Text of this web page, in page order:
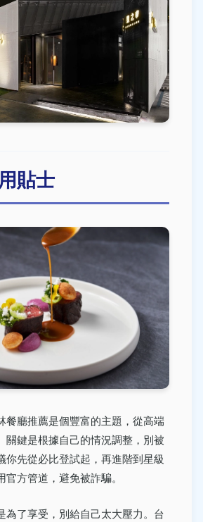
貼士
餐廳推薦是個豐富的主題，從高端
關鍵是根據自己的情況調整，別被
你先從必比登試起，再進階到星級
方管道，避免被詐騙。
為了享受，別給自己太大壓力。台